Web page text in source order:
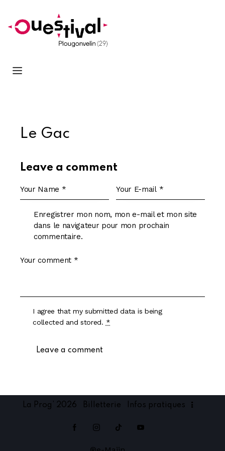
Le Gac
Leave a comment
Enregistrer mon nom, mon e-mail et mon site
dans le navigateur pour mon prochain
commentaire.
I agree that my submitted data is being
collected and stored. *
La Prog’ 2026 Billetterie Infos pratiques